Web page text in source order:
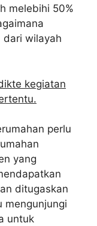
melebihi 50%
dari wilayah
kegiatan
perlu
yang
ditugaskan
mengunjungi
untuk